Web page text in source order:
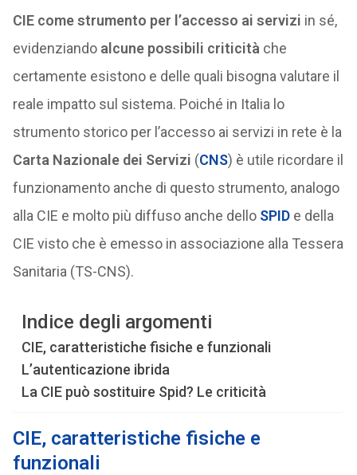
CIE come strumento per l’accesso ai servizi in sé,
evidenziando alcune possibili criticità che
certamente esistono e delle quali bisogna valutare il
reale impatto sul sistema. Poiché in Italia lo
strumento storico per l’accesso ai servizi in rete è la
Carta Nazionale dei Servizi (CNS) è utile ricordare il
funzionamento anche di questo strumento, analogo
alla CIE e molto più diffuso anche dello SPIDe della
CIE visto che è emesso in associazione alla Tessera
Sanitaria (TS-CNS).
Indice degli argomenti
CIE, caratteristiche fisiche e funzionali
L’autenticazione ibrida
La CIE può sostituire Spid? Le criticità
CIE, caratteristiche fisiche e
funzionali